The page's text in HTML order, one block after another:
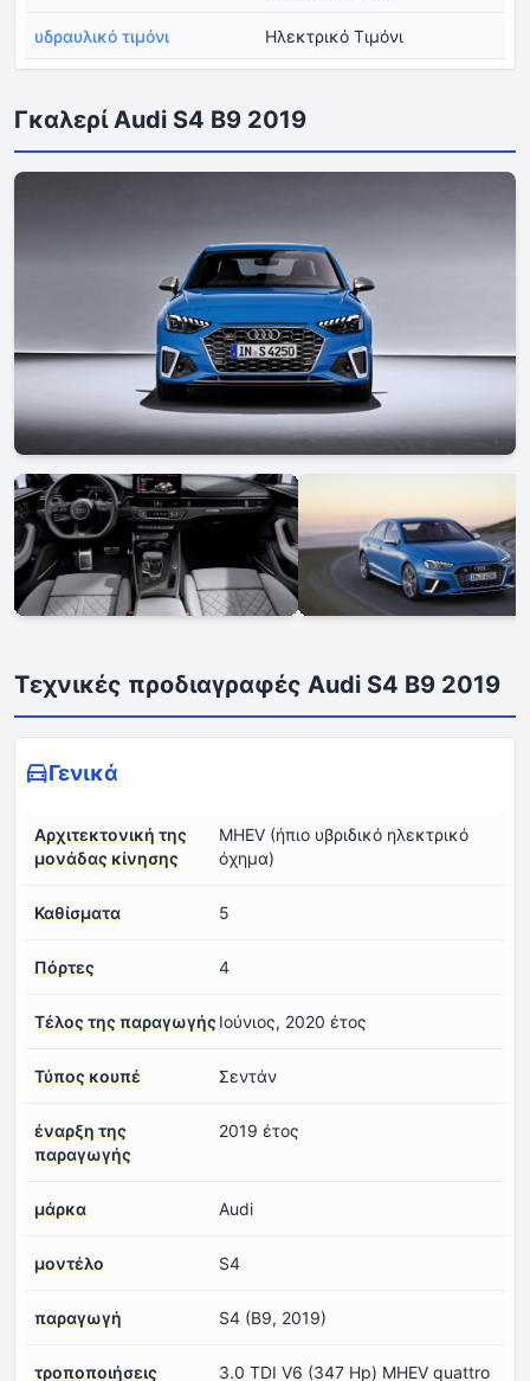
υδραυλικό τιμόνι Ηλεκτρικό Τιμόνι
Γκαλερί Audi S4 B9 2019
Τεχνικές προδιαγραφές Audi S4 B9 2019
Γενικά
Αρχιτεκτονική της
μονάδας κίνησης
MHEV (ήπιο υβριδικό ηλεκτρικό
όχημα)
Καθίσματα 5
Πόρτες 4
Τέλος της παραγωγήςΙούνιος, 2020 έτος
Τύπος κουπέ Σεντάν
έναρξη της
παραγωγής
2019 έτος
μάρκα Audi
μοντέλο S4
παραγωγή S4 (B9, 2019)
τροποποιήσεις
3.0 TDI V6 (347 Hp) MHEV quattro